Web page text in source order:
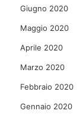
Giugno 2020
Maggio 2020
Aprile 2020
Marzo 2020
Febbraio 2020
Gennaio 2020